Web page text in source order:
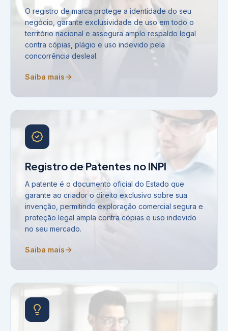
O registro de marca protege a identidade do seu
negócio, garante exclusividade de uso em todo o
território nacional e assegura amplo respaldo legal
contra cópias, plágio e uso indevido pela
concorrência desleal.
Saiba mais
Registro de Patentes no INPI
A patente é o documento oficial do Estado que
garante ao criador o direito exclusivo sobre sua
invenção, permitindo exploração comercial segura e
proteção legal ampla contra cópias e uso indevido
no seu mercado.
Saiba mais